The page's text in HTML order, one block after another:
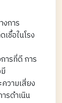
การ
ชื้อในโรง
ารที่ดี การ
วามเสี่ยง
รดำเนิน